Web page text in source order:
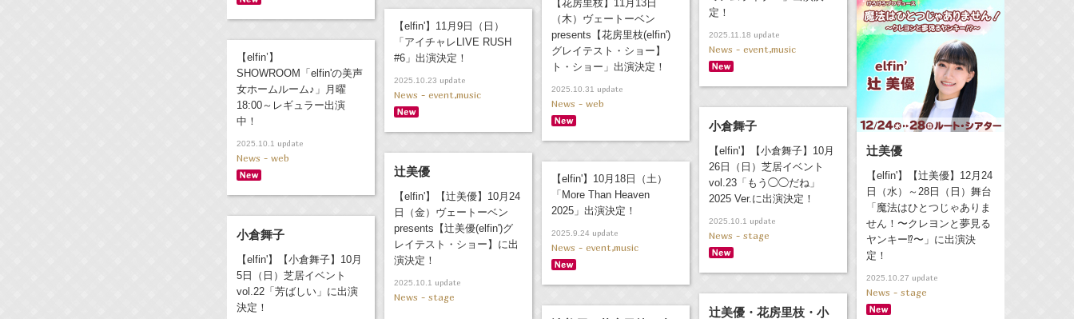
定！
2025.11.18 update
News - event,music
【花房里枝】11月13日
（木）ヴェートーベン
presents【花房里枝(elfin')
グレイテスト・ショー】
ト・ショー」出演決定！
2025.10.31 update
News - web
辻美優
【elfin'】【辻美優】12月24
日（水）～28日（日）舞台
「魔法はひとつじゃありま
せん！〜クレヨンと夢見る
ヤンキー⁉︎〜」に出演決
定！
2025.10.27 update
News - stage
【elfin'】11月9日（日）
「アイチャレLIVE RUSH
#6」出演決定！
2025.10.23 update
News - event,music
【elfin’】
SHOWROOM「elfin'の美声
女ホームルーム♪」月曜
18:00～レギュラー出演
中！
2025.10.1 update
News - web
小倉舞子
【elfin'】【小倉舞子】10月
26日（日）芝居イベント
vol.23「もう◯◯だね」
2025 Ver.に出演決定！
2025.10.1 update
News - stage
辻美優
【elfin'】【辻美優】10月24
日（金）ヴェートーベン
presents【辻美優(elfin')グ
レイテスト・ショー】に出
演決定！
2025.10.1 update
News - stage
【elfin'】10月18日（土）
「More Than Heaven
2025」出演決定！
2025.9.24 update
News - event,music
小倉舞子
【elfin'】【小倉舞子】10月
5日（日）芝居イベント
vol.22「芳ばしい」に出演
決定！
辻美優・花房里枝・小